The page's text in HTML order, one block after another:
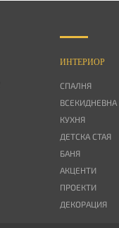
ИНТЕРИОР
СПАЛНЯ
ВСЕКИДНЕВНА
КУХНЯ
ДЕТСКА СТАЯ
БАНЯ
АКЦЕНТИ
ПРОЕКТИ
ДЕКОРАЦИЯ